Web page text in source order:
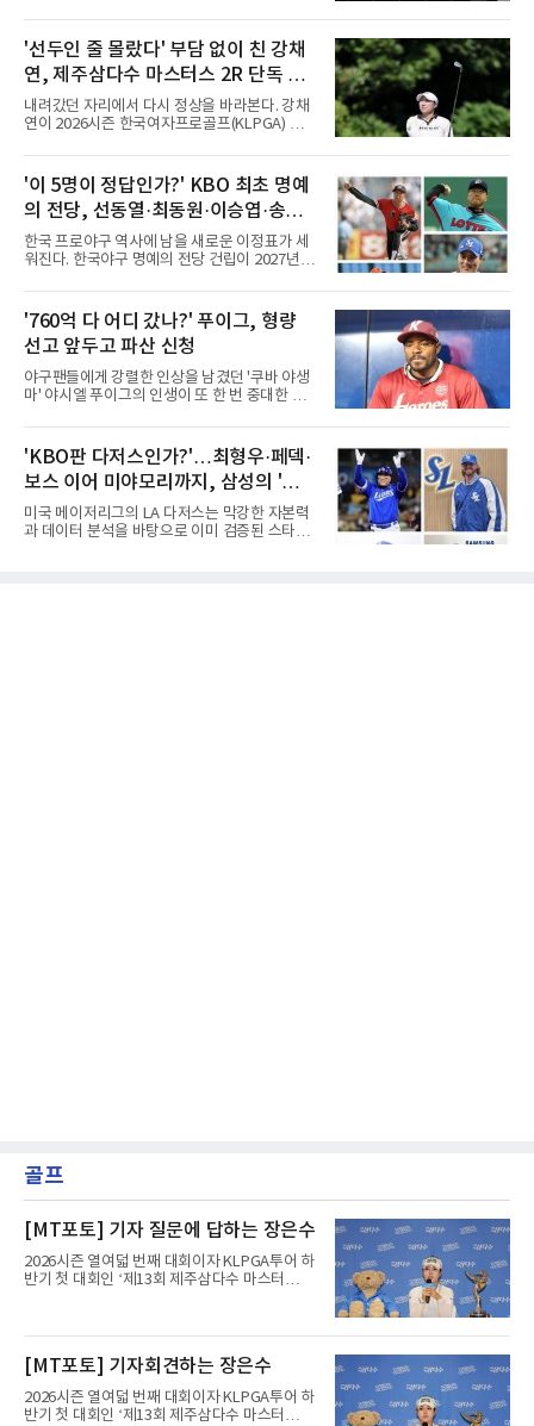
독은 단순히 더위를 이야기하지 않았다. 우천,
폭염, 부상 등 변수가 늘어나는 현실에서 현재
팀당 144경기 체제가 과연 지속 가능한지 질문
을 던졌다.물론 144경기가 세계적으로 특별히
많은 숫자는 아니다. 메이저리그는 팀당 162경
기, 일본프로야구도 143~144경기를 치른다. 숫
자만 놓고 보면 KBO가 유난히 혹사 구조라고 말
비교하기 어려울 정도로 폭염이 길어지고 강해
지고 있다. 여기에 장마, 이
'선두인 줄 몰랐다' 부담 없이 친 강채
연, 제주삼다수 마스터스 2R 단독 선
두
내려갔던 자리에서 다시 정상을 바라본다. 강채
연이 2026시즌 한국여자프로골프(KLPGA) 투어
억 원, 우승상금 1억8000만 원) 2라운드에서 단
독 선두로 도약했다.강채연은 7일 제주도 서귀
포의 테디밸리 골프앤리조트(파72)에서 열린 2
라운드에서 버디 5개와 보기 1개를 묶어 4언더
파 68타를 쳤다. 중간합계 9언더파 135타로 전
날 공동 4위에서 선두로 올라섰다. 공동 2위 그
룹(8언더파 136타)과는 한 타 차다.이 대회는 그
받았으나, 지난해 상금순위 75위에 그쳐 시드순
위전으로 밀렸고 본선에서도 78위에
'이 5명이 정답인가?' KBO 최초 명예
의 전당, 선동열·최동원·이승엽·송진
우·김응용을 둘러싼 논쟁
한국 프로야구 역사에 남을 새로운 이정표가 세
워진다. 한국야구 명예의 전당 건립이 2027년으
문으로 향하고 있다. "누가 한국 야구 최초의 명
예의 전당 헌액자가 될 것인가?"현재 가장 많이
거론되는 후보군은 선동열, 최동원, 이승엽, 송
진우, 그리고 김응용 감독이다. 한국 야구의 시
대별 상징성과 업적을 고려하면 충분히 설득력
있는 이름들이다.선동열은 한국 야구가 배출한
최고의 투수로 평가받는다. 해태 시절 통산 146
프로야구에서도 성공하며 한국 선수의 해외 진
출 가능성을 보여준 상징적인 존
'760억 다 어디 갔나?' 푸이그, 형량
선고 앞두고 파산 신청
야구팬들에게 강렬한 인상을 남겼던 '쿠바 야생
마' 야시엘 푸이그의 인생이 또 한 번 중대한 갈
거액을 벌었던 푸이그가 연방 사건 선고를 앞두
고 파산보호를 신청했다.푸이그는 최근 미국 플
로리다 파산 법원에 챕터11 파산보호 신청을 냈
다. 챕터11은 기업이나 개인이 채권자들과 협의
를 통해 재정 구조를 재편할 수 있도록 돕는 제도
다.미 매체들에 따르면 푸이그의 자산 규모는
1000만~5000만 달러(약 146억~730억 원), 부
'KBO판 다저스인가?'…최형우·페덱·
보스 이어 미야모리까지, 삼성의 '스펙
만렙' 승부수
미국 메이저리그의 LA 다저스는 막강한 자본력
과 데이터 분석을 바탕으로 이미 검증된 스타들
골프
[MT포토] 기자 질문에 답하는 장은수
2026시즌 열여덟 번째 대회이자 KLPGA투어 하
반기 첫 대회인 ‘제13회 제주삼다수 마스터
트(파72/6,767야드)에서 열리고 있다.9일 현재
레스룸에서 진행된 공식기자회견에서 기자질문
에 답하고 있다.
[MT포토] 기자회견하는 장은수
2026시즌 열여덟 번째 대회이자 KLPGA투어 하
반기 첫 대회인 ‘제13회 제주삼다수 마스터